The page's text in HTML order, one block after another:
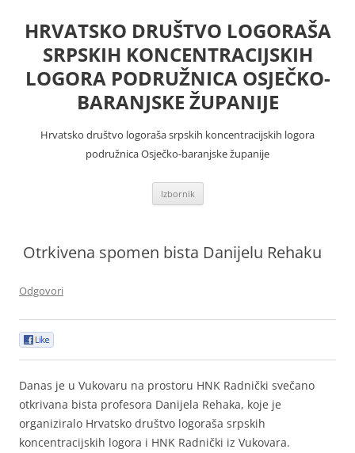
sadržaja
HRVATSKO DRUŠTVO LOGORAŠA
SRPSKIH KONCENTRACIJSKIH
LOGORA PODRUŽNICA OSJEČKO-
BARANJSKE ŽUPANIJE
Hrvatsko društvo logoraša srpskih koncentracijskih logora
podružnica Osječko-baranjske županije
Izbornik
Otrkivena spomen bista Danijelu Rehaku
Odgovori
Danas je u Vukovaru na prostoru HNK Radnički svečano
otkrivana bista profesora Danijela Rehaka, koje je
organiziralo Hrvatsko društvo logoraša srpskih
koncentracijskih logora i HNK Radnički iz Vukovara.